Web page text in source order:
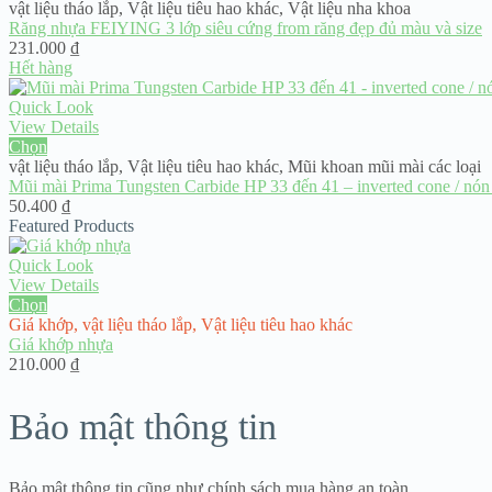
500.000 ₫
vật liệu tháo lắp, Vật liệu tiêu hao khác, Vật liệu nha khoa
Răng nhựa FEIYING 3 lớp siêu cứng from răng đẹp đủ màu và size
231.000 ₫
Hết hàng
Quick Look
View Details
Chọn
vật liệu tháo lắp, Vật liệu tiêu hao khác, Mũi khoan mũi mài các loại
Mũi mài Prima Tungsten Carbide HP 33 đến 41 – inverted cone /
50.400 ₫
Featured Products
Quick Look
View Details
Chọn
Giá khớp, vật liệu tháo lắp, Vật liệu tiêu hao khác
Giá khớp nhựa
210.000 ₫
Bảo mật thông tin
Bảo mật thông tin cũng như chính sách mua hàng an toàn